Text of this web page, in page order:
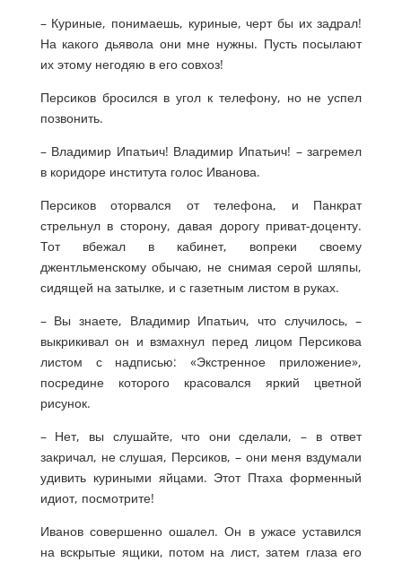
– Куриные, понимаешь, куриные, черт бы их задрал!
На какого дьявола они мне нужны. Пусть посылают
их этому негодяю в его совхоз!
Персиков бросился в угол к телефону, но не успел
позвонить.
– Владимир Ипатьич! Владимир Ипатьич! – загремел
в коридоре института голос Иванова.
Персиков оторвался от телефона, и Панкрат
стрельнул в сторону, давая дорогу приват-доценту.
Тот вбежал в кабинет, вопреки своему
джентльменскому обычаю, не снимая серой шляпы,
сидящей на затылке, и с газетным листом в руках.
– Вы знаете, Владимир Ипатьич, что случилось, –
выкрикивал он и взмахнул перед лицом Персикова
листом с надписью: «Экстренное приложение»,
посредине которого красовался яркий цветной
рисунок.
– Нет, вы слушайте, что они сделали, – в ответ
закричал, не слушая, Персиков, – они меня вздумали
удивить куриными яйцами. Этот Птаха форменный
идиот, посмотрите!
Иванов совершенно ошалел. Он в ужасе уставился
на вскрытые ящики, потом на лист, затем глаза его